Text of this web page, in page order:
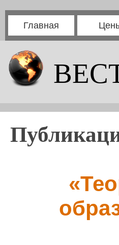
Главная